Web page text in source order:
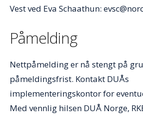
Vest ved Eva Schaathun:
Påmelding
Nettpåmelding er nå stengt på
påmeldingsfrist. Kontakt DUÅs
implementeringskontor for
Med vennlig hilsen DUÅ Norge,